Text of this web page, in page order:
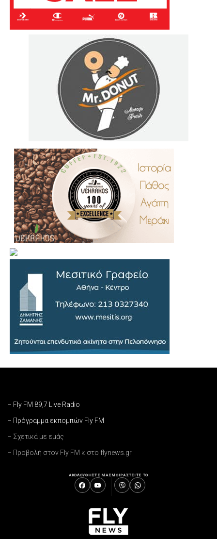
– Fly FM 89,7 Live Radio
– Πρόγραμμα εκπομπών Fly FM
– Σχετικά με εμάς
– Προβολή στον Fly FM κ στο flynews.gr
ΑΚΟΛΟΥΘΗΣΤΕ ΜΑΣΜΟΙΡΑΣΤΕΙΤΕ ΤΟ